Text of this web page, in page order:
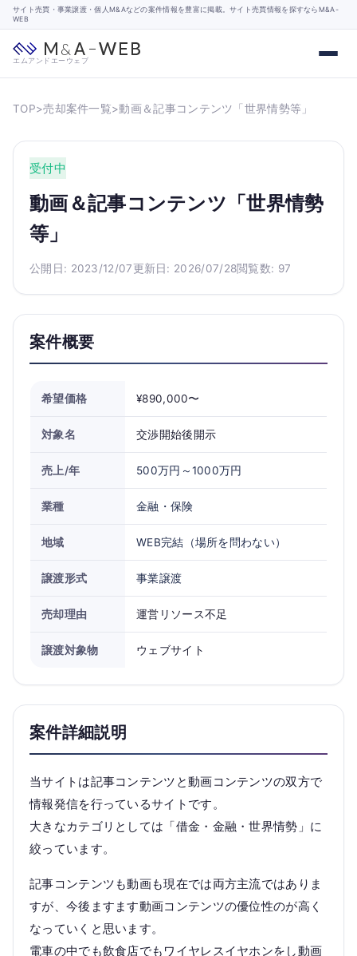
サイト売買・事業譲渡・個人M&Aなどの案件情報を豊富に掲載。サイト売買情報を探すならM&A-
WEB
エムアンドエーウェブ
TOP>売却案件一覧>動画＆記事コンテンツ「世界情勢等」
受付中
動画＆記事コンテンツ「世界情勢
等」
公開日: 2023/12/07更新日: 2026/07/28閲覧数: 97
案件概要
希望価格 ¥890,000〜
対象名 交渉開始後開示
売上/年 500万円～1000万円
業種 金融・保険
地域 WEB完結（場所を問わない）
譲渡形式 事業譲渡
売却理由 運営リソース不足
譲渡対象物 ウェブサイト
案件詳細説明
当サイトは記事コンテンツと動画コンテンツの双方で
情報発信を行っているサイトです。
大きなカテゴリとしては「借金・金融・世界情勢」に
絞っています。
記事コンテンツも動画も現在では両方主流ではありま
すが、今後ますます動画コンテンツの優位性のが高く
なっていくと思います。
電車の中でも飲食店でもワイヤレスイヤホンをし動画